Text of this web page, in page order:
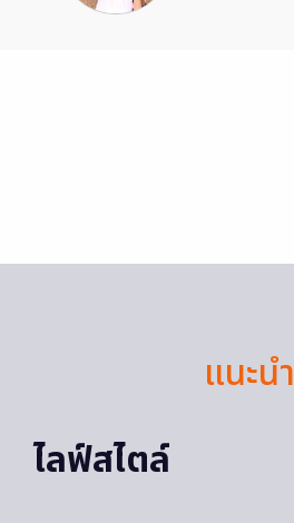
แนะนำ
ไลฟ์สไตล์